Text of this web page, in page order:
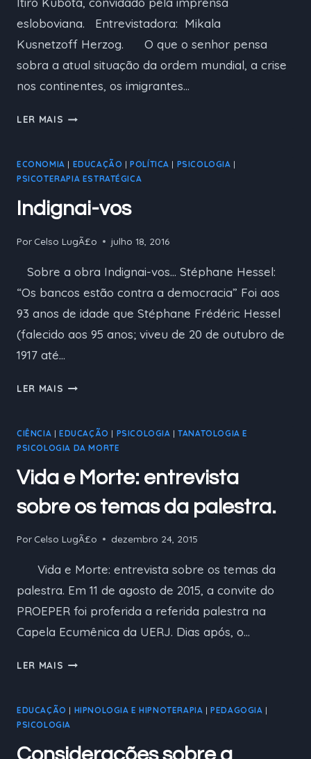
VEGA
esloboviana. Entrevistadora: Mikala
Kusnetzoff Herzog. O que o senhor pensa
sobra a atual situação da ordem mundial, a crise
nos continentes, os imigrantes…
LER MAIS SOBRE
ECONOMIA | EDUCAÇÃO |POLÍTICA | PSICOLOGIA |
PSICOTERAPIA ESTRATÉGICA
Indignai-vos
Por Celso LugÃ£o julho 18, 2016
Sobre a obra Indignai-vos… Stéphane Hessel:
“Os bancos estão contra a democracia” Foi aos
93 anos de idade que Stéphane Frédéric Hessel
(falecido aos 95 anos; viveu de 20 de outubro de
1917 até…
LER MAIS INDIGNAI-
CIÊNCIA | EDUCAÇÃO | PSICOLOGIA |TANATOLOGIA E
PSICOLOGIA DA MORTE
Vida e Morte: entrevista
sobre os temas da palestra.
Por Celso LugÃ£o dezembro 24, 2015
Vida e Morte: entrevista sobre os temas da
palestra. Em 11 de agosto de 2015, a convite do
PROEPER foi proferida a referida palestra na
Capela Ecumênica da UERJ. Dias após, o…
LER MAIS VIDA
ENTREVISTA
SOBRE
OS
EDUCAÇÃO | HIPNOLOGIA E HIPNOTERAPIA |PEDAGOGIA |
PSICOLOGIA
Considerações sobre a